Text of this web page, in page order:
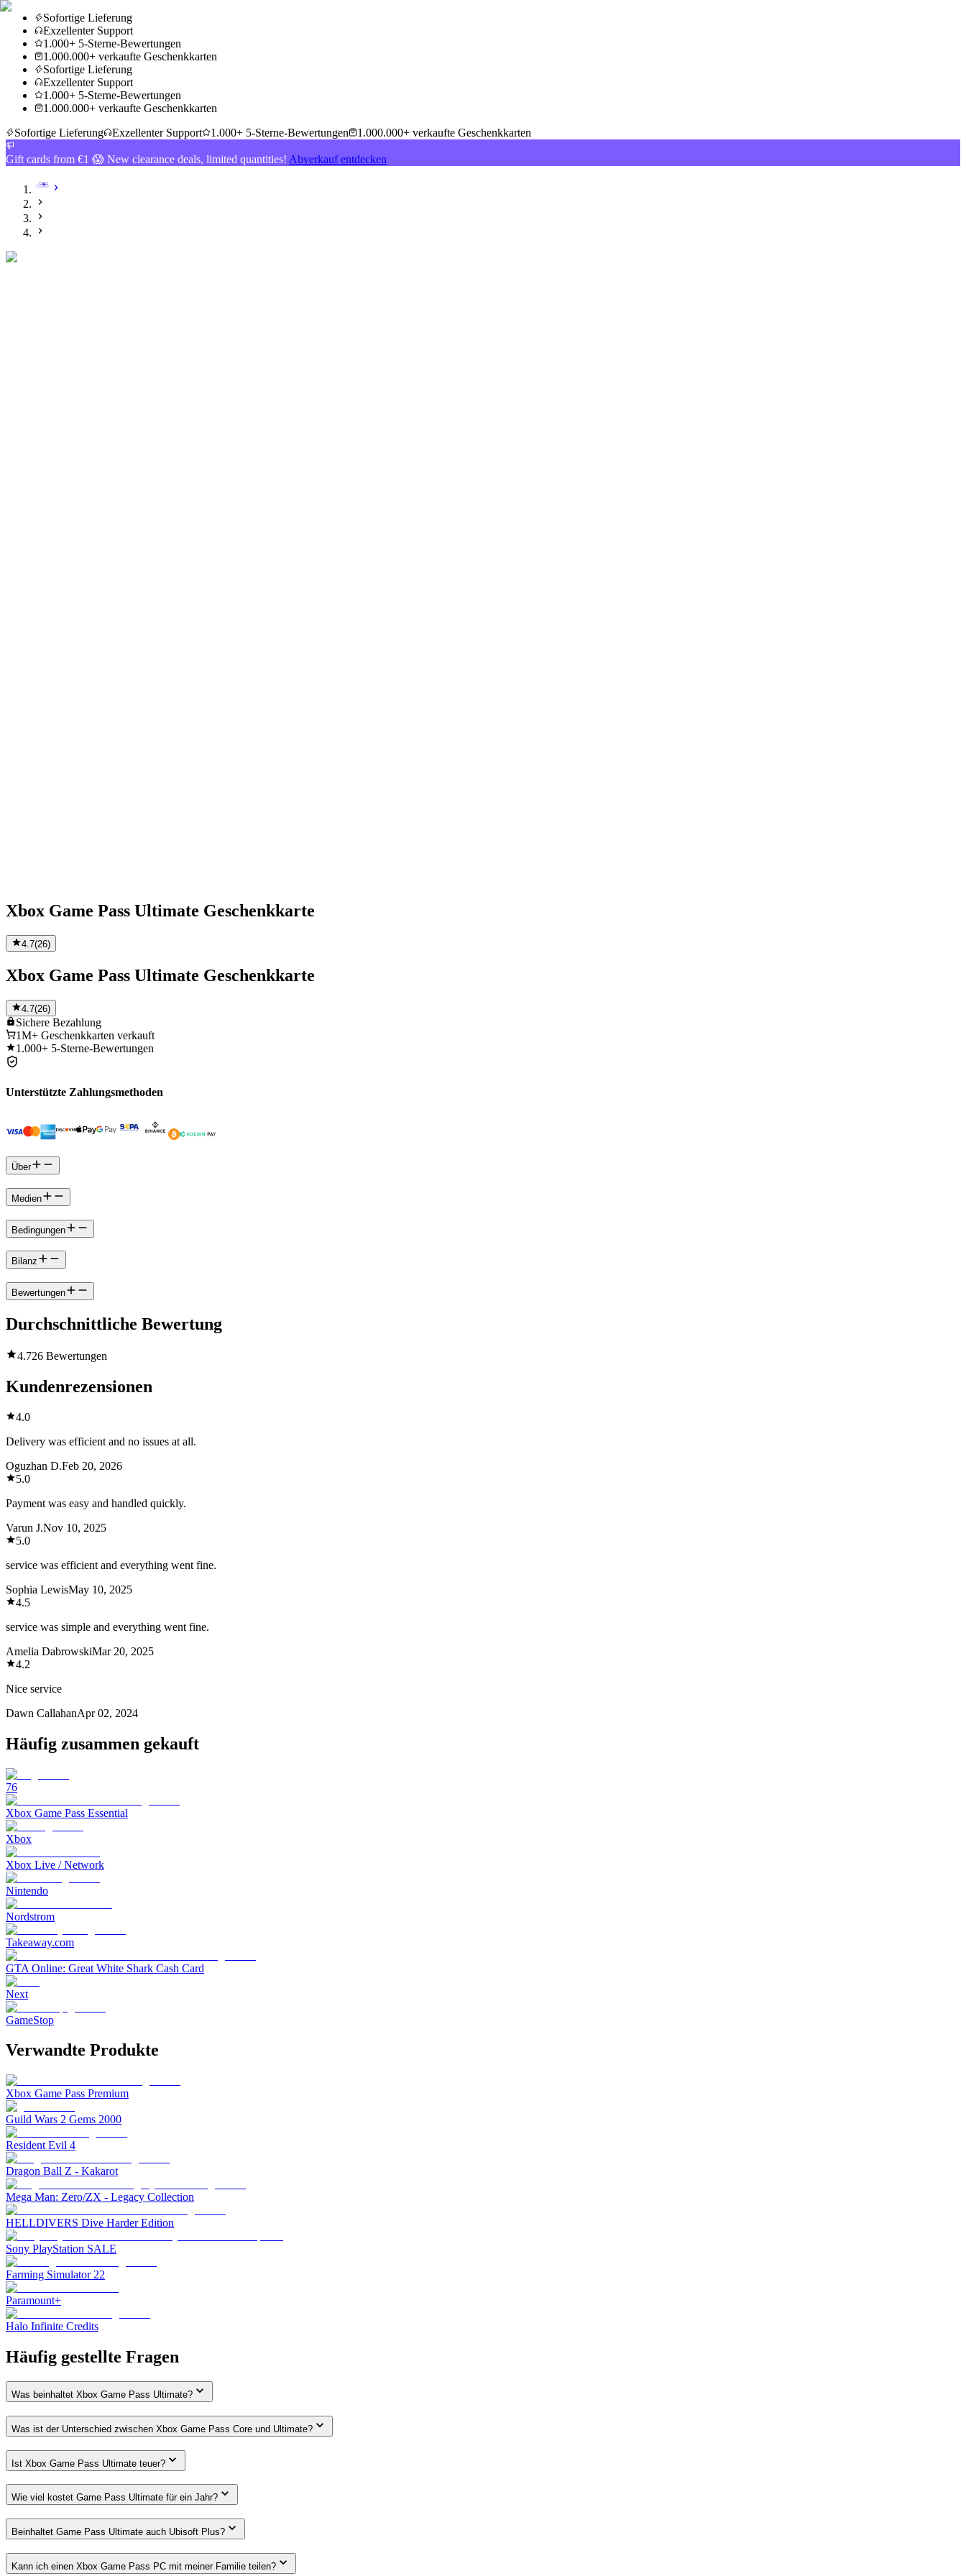
Sofortige Lieferung
Exzellenter Support
1.000+ 5-Sterne-Bewertungen
1.000.000+ verkaufte Geschenkkarten
Sofortige Lieferung
Exzellenter Support
1.000+ 5-Sterne-Bewertungen
1.000.000+ verkaufte Geschenkkarten
Sofortige Lieferung
Exzellenter Support 1.000+ 5-Sterne-Bewertungen 1.000.000+ verkaufte Geschenkkarten
Gift cards from €1 😱 New clearance deals, limited quantities! Abverkauf entdecken
Xbox Game Pass Ultimate Geschenkkarte
4.7(26)
Xbox Game Pass Ultimate Geschenkkarte
4.7(26)
Sichere Bezahlung
1M+ Geschenkkarten verkauft
1.000+ 5-Sterne-Bewertungen
Unterstützte Zahlungsmethoden
Über
Medien
Bedingungen
Bilanz
Bewertungen
Durchschnittliche Bewertung
4.726 Bewertungen
Kundenrezensionen
4.0
Delivery was efficient and no issues at all.
Oguzhan D.Feb 20, 2026
5.0
Payment was easy and handled quickly.
Varun J.Nov 10, 2025
5.0
service was efficient and everything went fine.
Sophia LewisMay 10, 2025
4.5
service was simple and everything went fine.
Amelia DabrowskiMar 20, 2025
4.2
Nice service
Dawn CallahanApr 02, 2024
Häufig zusammen gekauft
76
Xbox Game Pass Essential
Xbox
Xbox Live / Network
Nintendo
Nordstrom
Takeaway.com
GTA Online: Great White Shark Cash Card
Next
GameStop
Verwandte Produkte
Xbox Game Pass Premium
Guild Wars 2 Gems 2000
Resident Evil 4
Dragon Ball Z - Kakarot
Mega Man: Zero/ZX - Legacy Collection
HELLDIVERS Dive Harder Edition
Sony PlayStation SALE
Farming Simulator 22
Paramount+
Halo Infinite Credits
Häufig gestellte Fragen
Was beinhaltet Xbox Game Pass Ultimate?
Was ist der Unterschied zwischen Xbox Game Pass Core und Ultimate?
Ist Xbox Game Pass Ultimate teuer?
Wie viel kostet Game Pass Ultimate für ein Jahr?
Beinhaltet Game Pass Ultimate auch Ubisoft Plus?
Kann ich einen Xbox Game Pass PC mit meiner Familie teilen?